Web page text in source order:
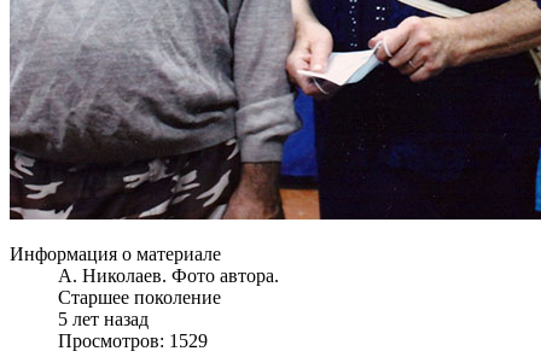
Информация о материале
А. Николаев. Фото автора.
Старшее поколение
5 лет назад
Просмотров: 1529